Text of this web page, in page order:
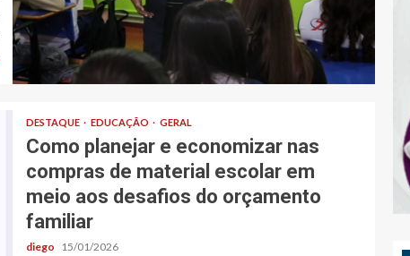
DESTAQUE EDUCAÇÃO GERAL
Como planejar e economizar nas
compras de material escolar em
meio aos desafios do orçamento
familiar
diego 15/01/2026